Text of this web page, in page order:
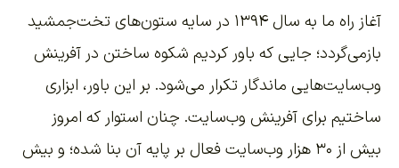
آغاز راه ما به سال ۱۳۹۴ در سایه ستون‌های تخت‌جمشید
بازمی‌گردد؛ جایی که باور کردیم شکوه ساختن در آفرینش
وب‌سایت‌هایی ماندگار تکرار می‌شود. بر این باور، ابزاری
ساختیم برای آفرینش وب‌سایت. چنان استوار که امروز
بیش از ۳۰ هزار وب‌سایت فعال بر پایه آن بنا شده؛ و بیش